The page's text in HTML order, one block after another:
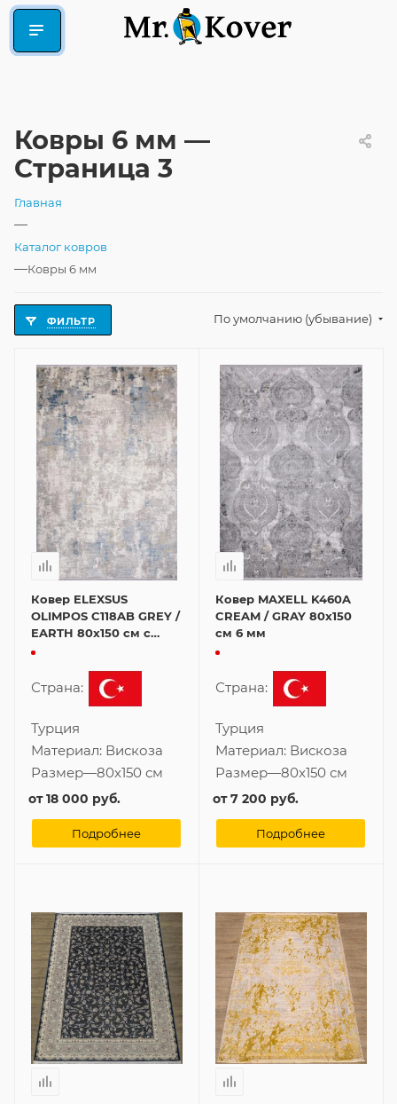
Ковры 6 мм —
Страница 3
Главная
—
Каталог ковров
—Ковры 6 мм
ФИЛЬТР По умолчанию (убывание)
Ковер ELEXSUS
OLIMPOS C118AB GREY /
EARTH 80x150 см с
ворсом 6 мм
Страна:
Турция
Материал: Вискоза
Размер—80x150 см
от18 000 руб.
Подробнее
Ковер MAXELL K460A
CREAM / GRAY 80x150
см 6 мм
Страна:
Турция
Материал: Вискоза
Размер—80x150 см
от7 200 руб.
Подробнее